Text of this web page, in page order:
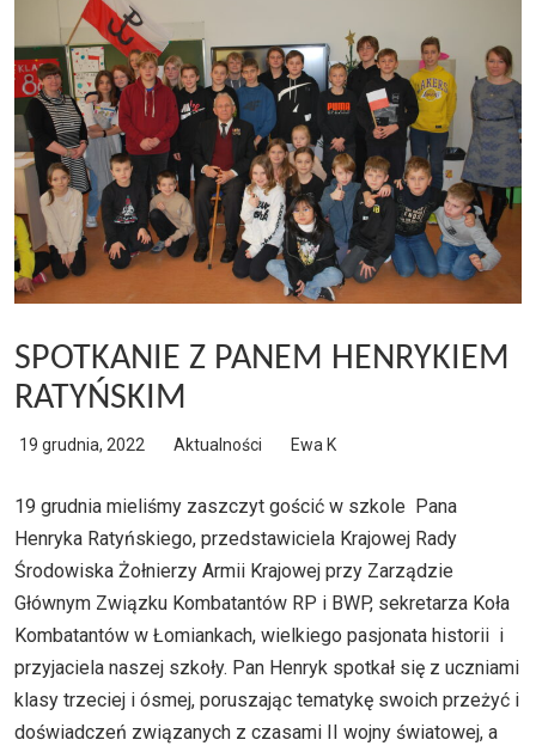
SPOTKANIE Z PANEM HENRYKIEM
RATYŃSKIM
19 grudnia, 2022 Aktualności Ewa K
19 grudnia mieliśmy zaszczyt gościć w szkole Pana
Henryka Ratyńskiego, przedstawiciela Krajowej Rady
Środowiska Żołnierzy Armii Krajowej przy Zarządzie
Głównym Związku Kombatantów RP i BWP, sekretarza Koła
Kombatantów w Łomiankach, wielkiego pasjonata historii i
przyjaciela naszej szkoły. Pan Henryk spotkał się z uczniami
klasy trzeciej i ósmej, poruszając tematykę swoich przeżyć i
doświadczeń związanych z czasami II wojny światowej, a